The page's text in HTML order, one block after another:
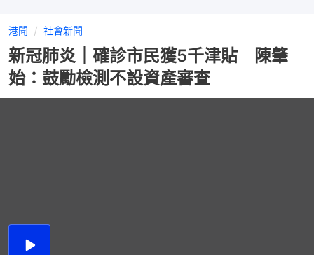
港聞 社會新聞
新冠肺炎｜確診市民獲5千津貼 陳肇
始：鼓勵檢測不設資產審查
播